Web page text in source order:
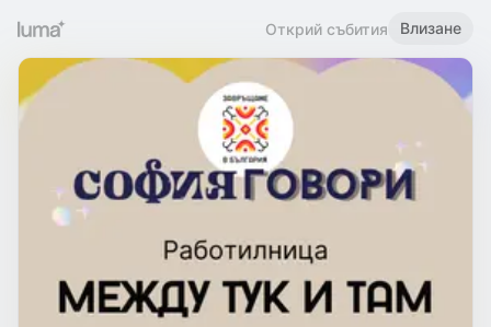
Открий събития Влизане